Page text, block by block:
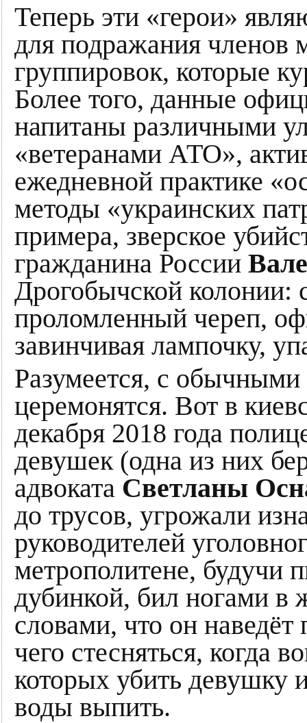
Теперь эти «герои»
для подражания членов
группировок, которые
Более того, данные
напитаны различными
«ветеранами АТО»,
ежедневной практике
методы «украинских
примера, зверское
гражданина России
Дрогобычской колонии:
проломленный череп,
завинчивая лампочку,
Разумеется, с
церемонятся. Вот в
декабря 2018 года
девушек (одна из них
адвоката Светланы
до трусов, угрожали
руководителей
метрополитене, будучи
дубинкой, бил ногами в
словами, что он
чего стесняться, когда
которых убить девушку
воды выпить.